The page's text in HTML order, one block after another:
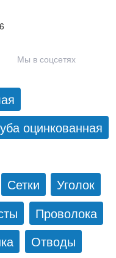
Мы в соцсетях
оцинкованная
Сетки
Уголок
Проволока
Отводы